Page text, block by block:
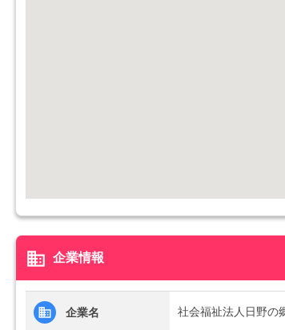
business 企業情報
企業名 社会福祉法人日野の